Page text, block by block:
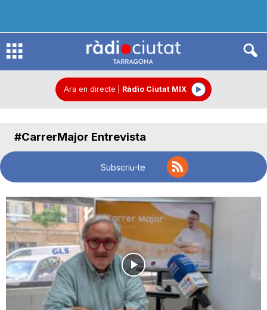
R
o
C
i
Ara en directe Ràdio Ciutat MIX
#CarrerMajor Entrevista
Subscriu-te